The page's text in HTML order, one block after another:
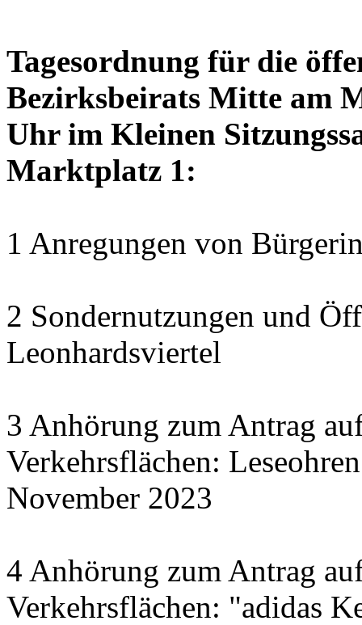
Tagesordnung für die
Bezirksbeirats Mitte am
Uhr im Kleinen
Marktplatz 1:
1 Anregungen von
2 Sondernutzungen und
Leonhardsviertel
3 Anhörung zum Antrag
Verkehrsflächen:
November 2023
4 Anhörung zum Antrag
Verkehrsflächen: "adidas